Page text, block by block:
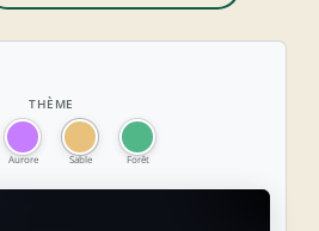
THÈME
Aurore Sable Forêt